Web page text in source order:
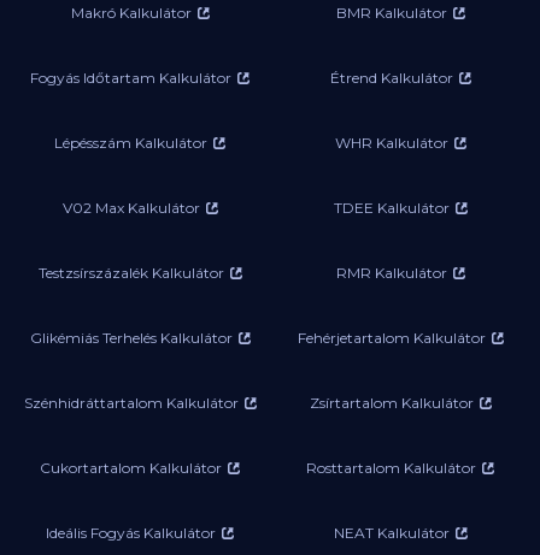
Makró Kalkulátor BMR Kalkulátor
Fogyás Időtartam Kalkulátor Étrend Kalkulátor
Lépésszám Kalkulátor WHR Kalkulátor
V02 Max Kalkulátor TDEE Kalkulátor
Testzsírszázalék Kalkulátor RMR Kalkulátor
Glikémiás Terhelés Kalkulátor Fehérjetartalom Kalkulátor
Szénhidráttartalom Kalkulátor Zsírtartalom Kalkulátor
Cukortartalom Kalkulátor Rosttartalom Kalkulátor
Ideális Fogyás Kalkulátor NEAT Kalkulátor